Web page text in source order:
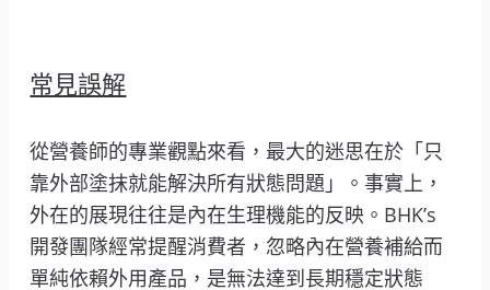
常見誤解
從營養師的專業觀點來看，最大的迷思在於「只
靠外部塗抹就能解決所有狀態問題」。事實上，
外在的展現往往是內在生理機能的反映。BHK’s
開發團隊經常提醒消費者，忽略內在營養補給而
單純依賴外用產品，是無法達到長期穩定狀態